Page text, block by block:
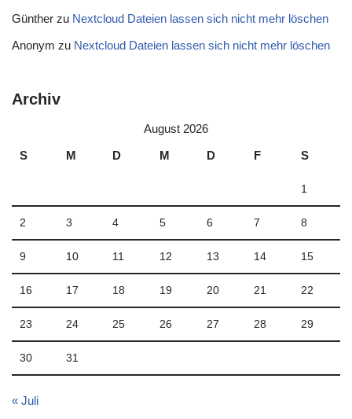
Günther zu Nextcloud Dateien lassen sich nicht mehr löschen
Anonym zu Nextcloud Dateien lassen sich nicht mehr löschen
Archiv
August 2026
S
M D M D F S
1
2 3 4 5 6 7 8
9 10 11 12 13 14 15
16 17 18 19 20 21 22
23 24 25 26 27 28 29
30 31
« Juli